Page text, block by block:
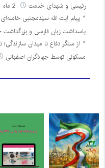
رئیسی و شهدای خدمت
پاسداشت زبان فارسی و بزرگداشت
مسکونی توسط جهادگران اصفهانی